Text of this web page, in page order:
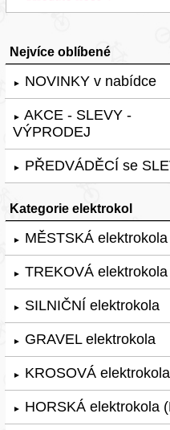
Nejvíce oblíbené
► NOVINKY v nabídce
► AKCE - SLEVY -
VÝPRODEJ
► PŘEDVÁDĚCÍ se
Kategorie elektrokol
► MĚSTSKÁ elektrokola
► TREKOVÁ elektrokola
► SILNIČNÍ elektrokola
► GRAVEL elektrokola
► KROSOVÁ elektrokola
► HORSKÁ elektrokola